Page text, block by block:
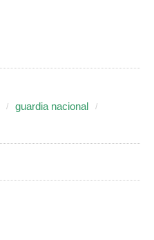
guardia nacional